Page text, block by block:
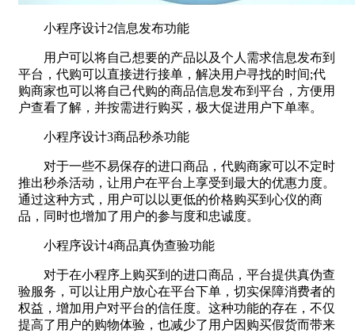
小程序设计2信息发布功能
用户可以将自己想要的产品以及个人需求信息发布到
平台，代购可以直接进行接单，解决用户寻找的时间;代
购商家也可以将自己代购的商品信息发布到平台，方便用
户查看了解，并按需进行购买，极大促进用户下单率。
小程序设计3商品秒杀功能
对于一些不易保存的进口商品，代购商家可以不定时
推出秒杀活动，让用户在平台上享受到最大的优惠力度。
通过这种方式，用户可以以更低的价格购买到心仪的商
品，同时也增加了用户的参与度和忠诚度。
小程序设计4商品真伪查验功能
对于在小程序上购买到的进口商品，平台提供真伪查
验服务，可以让用户放心在平台下单，切实保障消费者的
权益，增加用户对平台的信任度。这种功能的存在，不仅
提高了用户的购物体验，也减少了用户因购买假货而带来